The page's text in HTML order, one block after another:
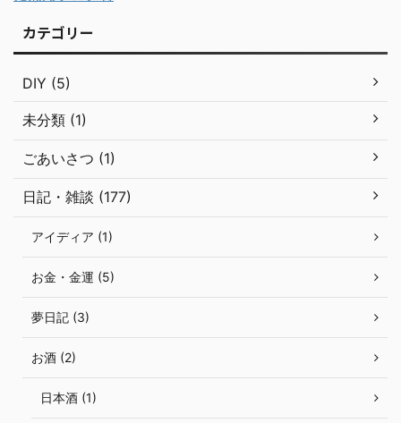
カテゴリー
DIY (5)
未分類 (1)
ごあいさつ (1)
日記・雑談 (177)
アイディア (1)
お金・金運 (5)
夢日記 (3)
お酒 (2)
日本酒 (1)